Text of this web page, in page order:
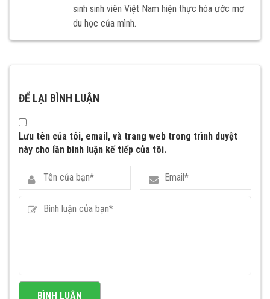
sinh sinh viên Việt Nam hiện thực hóa ước mơ
du học của mình.
ĐỂ LẠI BÌNH LUẬN
Lưu tên của tôi, email, và trang web trong trình duyệt
này cho lần bình luận kế tiếp của tôi.